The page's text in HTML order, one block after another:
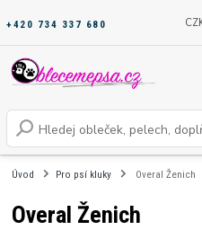
+420 734 337 680
Úvod Pro psí kluky Overal Ženich
Overal Ženich